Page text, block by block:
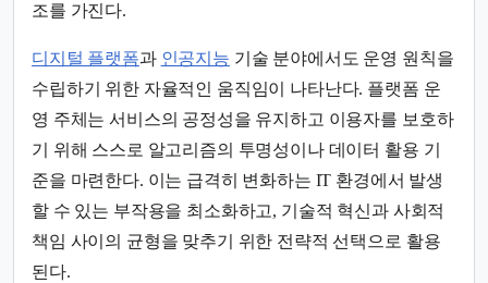
조를 가진다.
디지털 플랫폼과 인공지능 기술 분야에서도 운영 원칙을
수립하기 위한 자율적인 움직임이 나타난다. 플랫폼 운
영 주체는 서비스의 공정성을 유지하고 이용자를 보호하
기 위해 스스로 알고리즘의 투명성이나 데이터 활용 기
준을 마련한다. 이는 급격히 변화하는 IT 환경에서 발생
할 수 있는 부작용을 최소화하고, 기술적 혁신과 사회적
책임 사이의 균형을 맞추기 위한 전략적 선택으로 활용
된다.